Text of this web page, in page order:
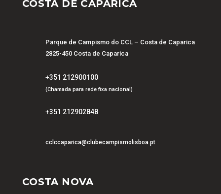
COSTA DE CAPARICA
Parque de Campismo do CCL – Costa de Caparica
2825-450 Costa de Caparica
+351 212900100
(Chamada para rede fixa nacional)
+351 212902848
cclccaparica@clubecampismolisboa.pt
COSTA NOVA